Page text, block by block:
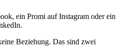
ein Promi auf Instagram oder ein
Beziehung. Das sind zwei